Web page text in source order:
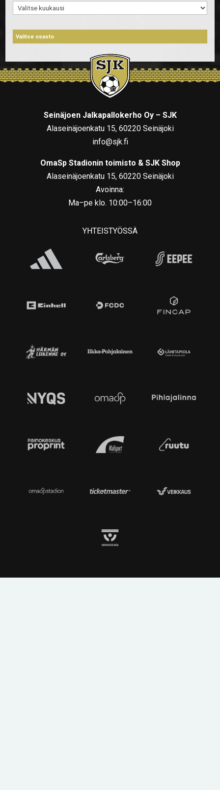
Arkistot
Seinäjoen Jalkapallokerho Oy – SJK
Alaseinäjoenkatu 15, 60220 Seinäjoki
info@sjk.fi
OmaSp Stadionin toimisto & SJK Shop
Alaseinäjoenkatu 15, 60220 Seinäjoki
Avoinna:
Ma–pe klo. 10:00–16:00
YHTEISTYÖSSÄ